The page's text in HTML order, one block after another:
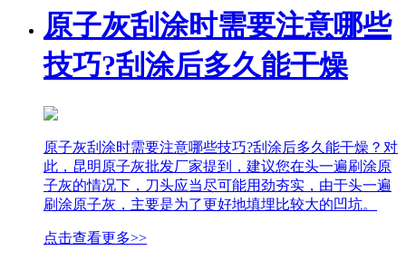
原子灰刮涂时需要注意哪些
技巧?刮涂后多久能干燥
原子灰刮涂时需要注意哪些技巧?刮涂后多久能干燥？对
此，昆明原子灰批发厂家提到，建议您在头一遍刷涂原
子灰的情况下，刀头应当尽可能用劲夯实，由于头一遍
刷涂原子灰，主要是为了更好地填埋比较大的凹坑。
点击查看更多>>